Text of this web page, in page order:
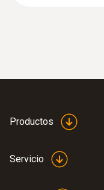
Productos
Servicio